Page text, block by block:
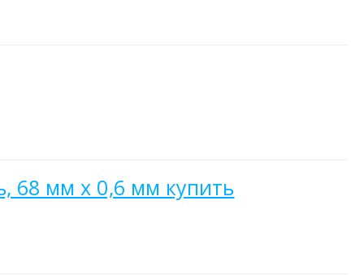
68 мм х 0,6 мм купить